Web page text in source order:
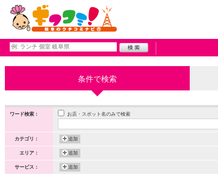
条件で検索
ワード検索： お店・スポット名のみで検索
カテゴリ： 追加
エリア： 追加
サービス： 追加